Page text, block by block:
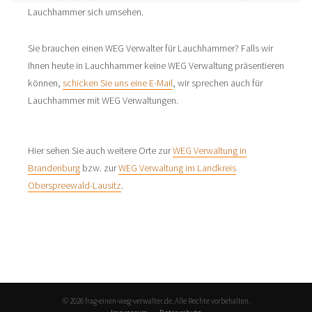
Lauchhammer sich umsehen.
Sie brauchen einen WEG Verwalter für Lauchhammer? Falls wir
Ihnen heute in Lauchhammer keine WEG Verwaltung präsentieren
können, schicken Sie uns eine E-Mail, wir sprechen auch für
Lauchhammer mit WEG Verwaltungen.
Hier sehen Sie auch weitere Orte zurWEG Verwaltung in
Brandenburg bzw. zurWEG Verwaltung im Landkreis
Oberspreewald-Lausitz.
© 2026 frag-einen-weg-verwalter.de. Alle Rechte vorbehalten.